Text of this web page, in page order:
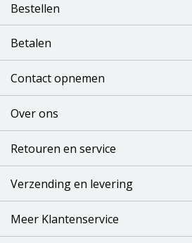
Bestellen
Betalen
Contact opnemen
Over ons
Retouren en service
Verzending en levering
Meer Klantenservice